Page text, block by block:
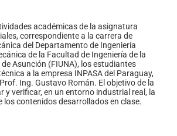
académicas de la asignatura
correspondiente a la carrera de
del Departamento de Ingeniería
de la Facultad de Ingeniería de la
Asunción (FIUNA), los estudiantes
a la empresa INPASA del Paraguay,
Ing. Gustavo Román. El objetivo de la
y verificar, en un entorno industrial real, la
los contenidos desarrollados en clase.